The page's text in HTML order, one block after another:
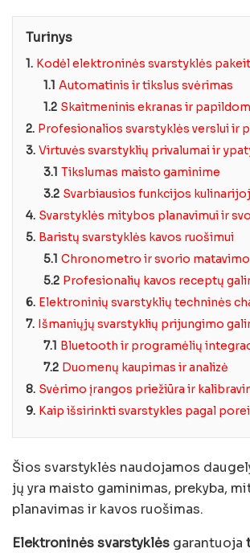
Turinys
1. Kodėl elektroninės svarstyklės
1.1 Automatinis ir tikslus svėrimas
1.2 Skaitmeninis ekranas ir
2. Profesionalios svarstyklės verslui ir
3. Virtuvės svarstyklių privalumai ir
3.1 Tikslumas maisto gaminime
3.2 Svarbiausios funkcijos
4. Svarstyklės mitybos planavimui ir
5. Baristų svarstyklės kavos ruošimui
5.1 Chronometro ir svorio
5.2 Profesionalių kavos receptų
6. Elektroninių svarstyklių techninės
7. Išmaniųjų svarstyklių prijungimo
7.1 Bluetooth ir programėlių
7.2 Duomenų kaupimas ir analizė
8. Svėrimo įrangos priežiūra ir
9. Kaip išsirinkti svarstykles pagal
Šios svarstyklės naudojamos
jų yra maisto gaminimas, prekyba,
planavimas ir kavos ruošimas.
Elektroninės svarstyklės garantuoja